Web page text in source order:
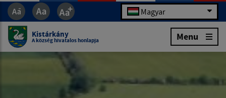
Magyar
Kistárkány
A község hivatalos honlapja Menu